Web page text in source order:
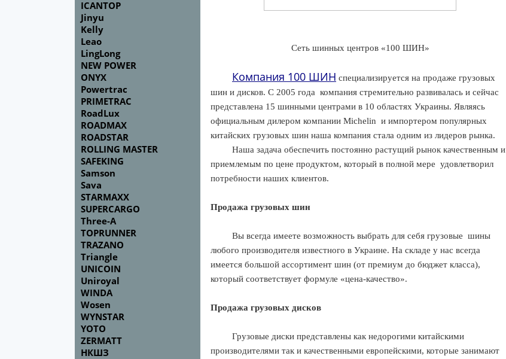
ICANTOP
Jinyu
Kelly
Leao
LingLong
NEW POWER
ONYX
Powertrac
PRIMETRAC
RoadLux
ROADMAX
ROADSTAR
ROLLING MASTER
SAFEKING
Samson
Sava
STARMAXX
SUPERCARGO
Three-A
TOPRUNNER
TRAZANO
Triangle
UNICOIN
Uniroyal
WINDA
Wosen
WYNSTAR
YOTO
ZERMATT
НКШЗ
Сеть шинных центров «100 ШИН»
Компания 100 ШИН специализируется на продаже грузовых
шин и дисков. С 2005 года компания стремительно развивалась и сейчас
представлена 15 шинными центрами в 10 областях Украины. Являясь
официальным дилером компании Michelin и импортером популярных
китайских грузовых шин наша компания стала одним из лидеров рынка.
Наша задача обеспечить постоянно растущий рынок качественным и
приемлемым по цене продуктом, который в полной мере удовлетворил
потребности наших клиентов.
Продажа грузовых шин
Вы всегда имеете возможность выбрать для себя грузовые шины
любого производителя известного в Украине. На складе у нас всегда
имеется большой ассортимент шин (от премиум до бюджет класса),
который соответствует формуле «цена-качество».
Продажа грузовых дисков
Грузовые диски представлены как недорогими китайскими
производителями так и качественными европейскими, которые занимают